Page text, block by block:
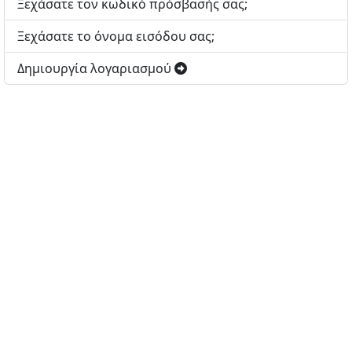
Ξεχάσατε τον κωδικό πρόσβασής σας;
Ξεχάσατε το όνομα εισόδου σας;
Δημιουργία λογαριασμού